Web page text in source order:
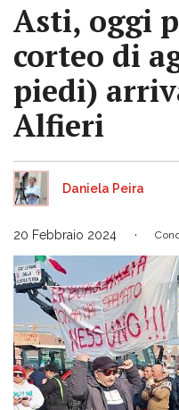
Asti, oggi
corteo di
piedi)
Alfieri
Daniela Peira
20 Febbraio 2024